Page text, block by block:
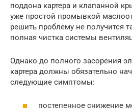
поддона картера и клапанной
уже простой промывкой
решить проблему не получится
полная чистка системы
Однако до полного засорения
картера должны обязательно
следующие симптомы:
постепенное снижение